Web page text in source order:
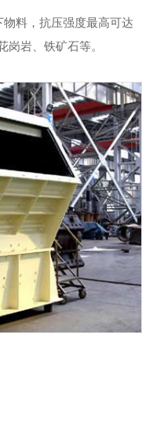
料，抗压强度最高可达
岗岩、铁矿石等。